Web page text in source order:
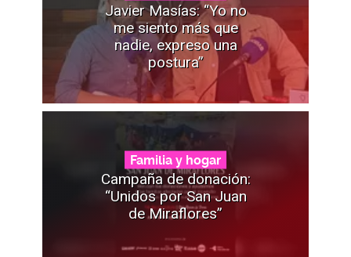
Javier Masías: “Yo no
me siento más que
nadie, expreso una
postura”
Familia y hogar
Campaña de donación:
“Unidos por San Juan
de Miraflores”